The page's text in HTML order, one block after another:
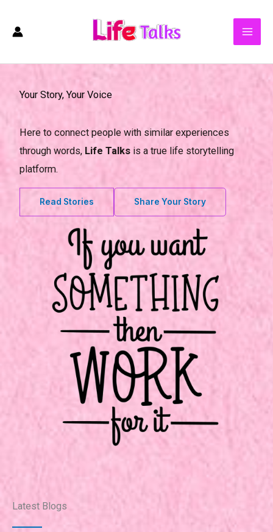
Your Story, Your Voice
Here to connect people with similar experiences
through words, Life Talks is a true life storytelling
platform.
Read Stories Share Your Story
Latest Blogs